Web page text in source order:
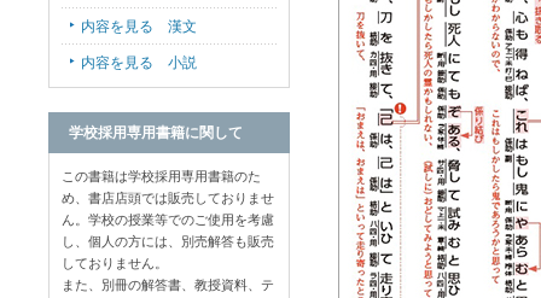
内容を見る 漢文
内容を見る 小説
学校採用専用書籍に関して
この書籍は学校採用専用書籍のた
め、書店店頭では販売しておりませ
ん。学校の授業等でのご使用を考慮
し、個人の方には、別売解答も販売
しておりません。
また、別冊の解答書、教授資料、テ